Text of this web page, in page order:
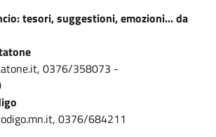
tesori, suggestioni, emozioni... da
0376/358073 -
0376/684211